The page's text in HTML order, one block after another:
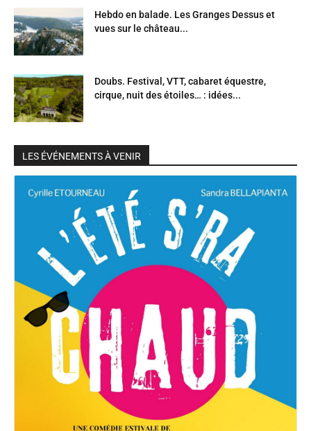
Hebdo en balade. Les Granges Dessus et
vues sur le château...
Doubs. Festival, VTT, cabaret équestre,
cirque, nuit des étoiles… : idées...
LES ÉVÉNEMENTS À VENIR